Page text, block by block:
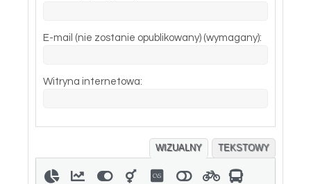
E-mail (nie zostanie opublikowany) (wymagany):
Witryna internetowa:
WIZUALNY TEKSTOWY